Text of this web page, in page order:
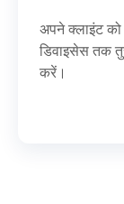
अपने क्लाइंट
डिवाइसेस तक
करें।